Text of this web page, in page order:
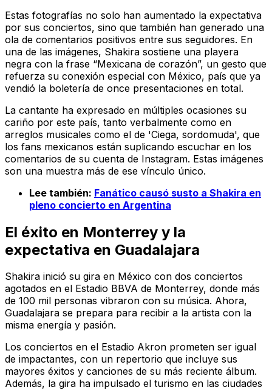
Estas fotografías no solo han aumentado la expectativa
por sus conciertos, sino que también han generado una
ola de comentarios positivos entre sus seguidores. En
una de las imágenes, Shakira sostiene una playera
negra con la frase “Mexicana de corazón”, un gesto que
refuerza su conexión especial con México, país que ya
vendió la boletería de once presentaciones en total.
La cantante ha expresado en múltiples ocasiones su
cariño por este país, tanto verbalmente como en
arreglos musicales como el de 'Ciega, sordomuda', que
los fans mexicanos están suplicando escuchar en los
comentarios de su cuenta de Instagram. Estas imágenes
son una muestra más de ese vínculo único.
Lee también: Fanático causó susto a Shakira en
pleno concierto en Argentina
El éxito en Monterrey y la
expectativa en Guadalajara
Shakira inició su gira en México con dos conciertos
agotados en el Estadio BBVA de Monterrey, donde más
de 100 mil personas vibraron con su música. Ahora,
Guadalajara se prepara para recibir a la artista con la
misma energía y pasión.
Los conciertos en el Estadio Akron prometen ser igual
de impactantes, con un repertorio que incluye sus
mayores éxitos y canciones de su más reciente álbum.
Además, la gira ha impulsado el turismo en las ciudades